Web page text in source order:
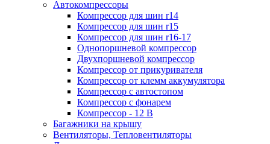
Автокомпрессоры
Компрессор для шин r14
Компрессор для шин r15
Компрессор для шин r16-17
Однопоршневой компрессор
Двухпоршневой компрессор
Компрессор от прикуривателя
Компрессор от клемм аккумулятора
Компрессор с автостопом
Компрессор с фонарем
Компрессор - 12 В
Багажники на крышу
Вентиляторы, Тепловентиляторы